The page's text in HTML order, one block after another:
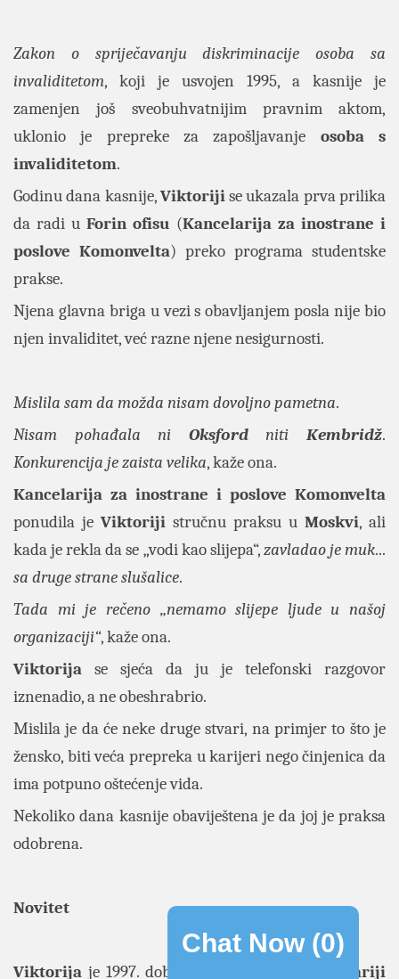
Zakon o spriječavanju diskriminacije osoba sa
invaliditetom, koji je usvojen 1995, a kasnije je
zamenjen još sveobuhvatnijim pravnim aktom,
uklonio je prepreke za zapošljavanje osoba s
invaliditetom.
Godinu dana kasnije,Viktorijise ukazala prva prilika
da radi u Forin ofisu (Kancelarija za inostrane i
poslove Komonvelta) preko programa studentske
prakse.
Njena glavna briga u vezi s obavljanjem posla nije bio
njen invaliditet, već razne njene nesigurnosti.
Mislila sam da možda nisam dovoljno pametna.
Nisam pohađala ni Oksford nitiKembridž.
Konkurencija je zaista velika, kaže ona.
Kancelarija za inostrane i poslove Komonvelta
ponudila je Viktoriji stručnu praksu u Moskvi, ali
kada je rekla da se „vodi kao slijepa“,zavladao je muk...
sa druge strane slušalice.
Tada mi je rečeno „nemamo slijepe ljude u našoj
organizaciji“, kaže ona.
Viktorija se sjeća da ju je telefonski razgovor
iznenadio, a ne obeshrabrio.
Mislila je da će neke druge stvari, na primjer to što je
žensko, biti veća prepreka u karijeri nego činjenica da
ima potpuno oštećenje vida.
Nekoliko dana kasnije obaviještena je da joj je praksa
odobrena.
Novitet
Viktorija je 1997. dobila stalni posao u Kancelariji
Chat Now (0)